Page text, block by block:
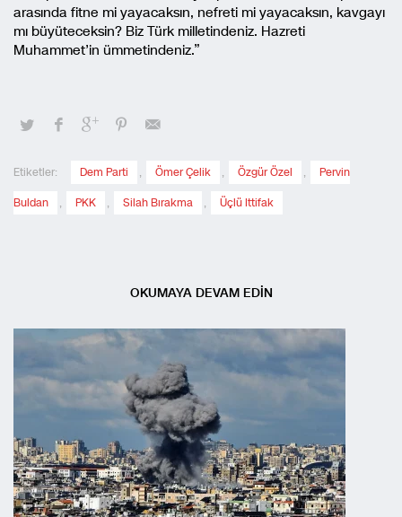
arasında fitne mi yayacaksın, nefreti mi yayacaksın, kavgayı
mı büyüteceksin? Biz Türk milletindeniz. Hazreti
Muhammet’in ümmetindeniz.”
Etiketler: Dem Parti , Ömer Çelik , Özgür Özel , Pervin
Buldan , PKK , Silah Bırakma , Üçlü Ittifak
OKUMAYA DEVAM EDİN